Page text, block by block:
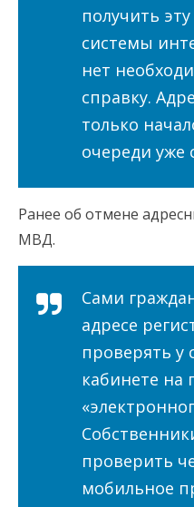
получить
системы
нет
справку.
только
очереди уже
Ранее об отмене
МВД.
Сами
адресе
проверять у
кабинете на
проверить
мобильное